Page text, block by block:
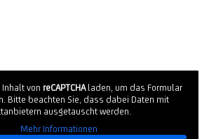
von reCAPTCHAladen, um das Formular
Bitte beachten Sie, dass dabei Daten mit
ausgetauscht werden.
Mehr Informationen